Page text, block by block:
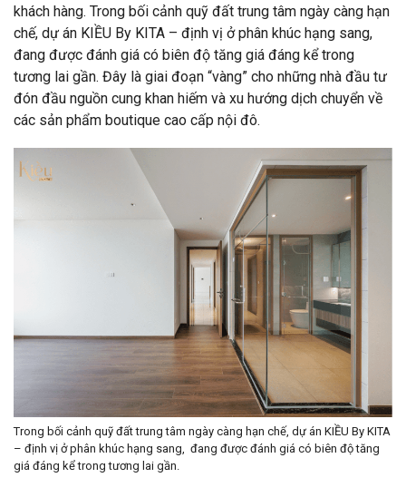
khách hàng. Trong bối cảnh quỹ đất trung tâm ngày càng hạn
chế, dự án KIỀU By KITA – định vị ở phân khúc hạng sang,
đang được đánh giá có biên độ tăng giá đáng kể trong
tương lai gần. Đây là giai đoạn “vàng” cho những nhà đầu tư
đón đầu nguồn cung khan hiếm và xu hướng dịch chuyển về
các sản phẩm boutique cao cấp nội đô.
Trong bối cảnh quỹ đất trung tâm ngày càng hạn chế, dự án KIỀU By KITA
– định vị ở phân khúc hạng sang, đang được đánh giá có biên độ tăng
giá đáng kể trong tương lai gần.